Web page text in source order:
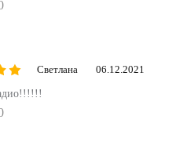
Светлана 06.12.2021